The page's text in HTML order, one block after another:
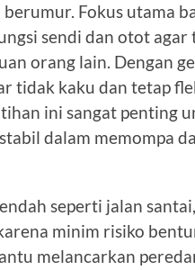
Fokus utama
sendi dan otot
orang lain. Dengan
tidak kaku dan tetap
ini sangat penting
dalam memompa
seperti jalan
minim risiko
melancarkan